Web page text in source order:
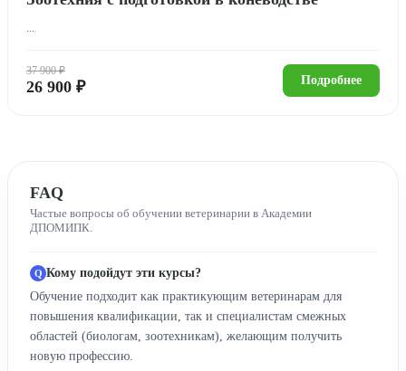
37 900 ₽
26 900 ₽ Подробнее
FAQ
Частые вопросы об обучении ветеринарии в Академии
ДПОМИПК.
Кому подойдут эти курсы?
Обучение подходит как практикующим ветеринарам для
повышения квалификации, так и специалистам смежных
областей (биологам, зоотехникам), желающим получить
новую профессию.